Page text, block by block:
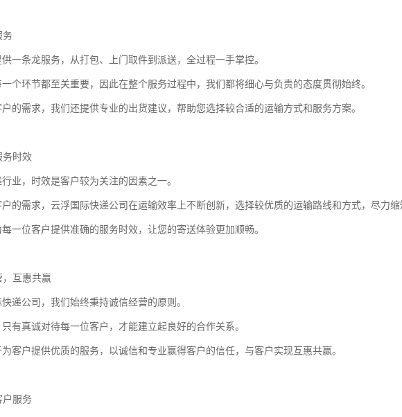
务
一条龙服务，从打包、上门取件到派送，全过程一手掌控。
个环节都至关重要，因此在整个服务过程中，我们都将细心与负责的态度贯彻始终。
的需求，我们还提供专业的出货建议，帮助您选择较合适的运输方式和服务方案。
务时效
业，时效是客户较为关注的因素之一。
的需求，云浮国际快递公司在运输效率上不断创新，选择较优质的运输路线和方式，尽力缩
一位客户提供准确的服务时效，让您的寄送体验更加顺畅。
，互惠共赢
递公司，我们始终秉持诚信经营的原则。
有真诚对待每一位客户，才能建立起良好的合作关系。
客户提供优质的服务，以诚信和专业赢得客户的信任，与客户实现互惠共赢。
户服务